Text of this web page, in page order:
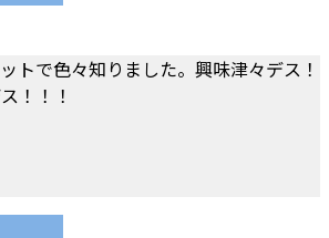
トで色々知りました。興味津々デス！
！！！